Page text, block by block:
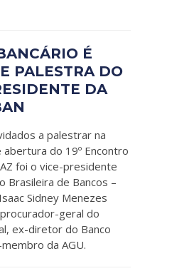
É
PALESTRA DO
DA
a palestrar na
abertura do 19º Encontro
foi o vice-presidente
Brasileira de Bancos –
Sidney Menezes
geral do
ex-diretor do Banco
da AGU.